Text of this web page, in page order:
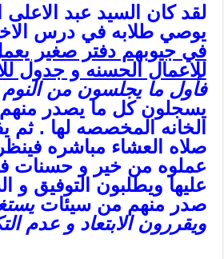
لقد كان السيد عبد
يوصي طلابه في درس
في جيوبهم دفتر صغير
للاعمال الحسنه و جدول
فأول ما يجلسون من النوم
يسجلون كل ما يصدر
الخانه المخصصه لها . ثم
صلاه العشاء مباشره
عملوه من خير و حسنات
عليها ويطلبون التوفيق و
صدر منهم من سيئات
ويقررون الابتعاد و عدم